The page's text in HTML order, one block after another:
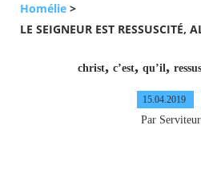
Homélie >
LE SEIGNEUR EST
christ, c’est, qu’il ,
15.04.2019
Par